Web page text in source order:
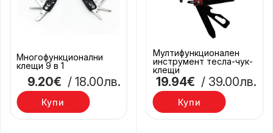
9.20€ / 18.00лв.
Многофункционални
клещи 9 в 1
Купи
19.94€ / 39.00лв.
Мултифункционален
инструмент тесла-чук-
клещи
Купи